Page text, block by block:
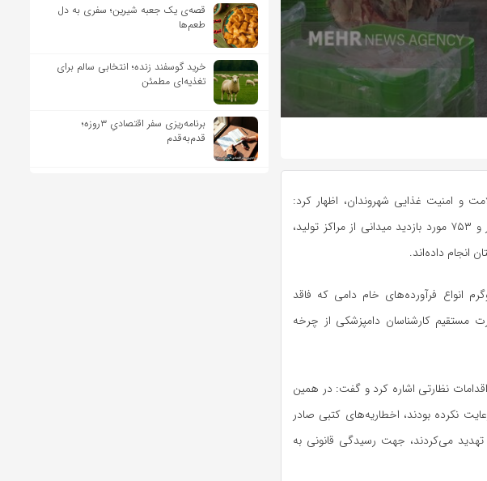
و امنیت غذایی شهروندان، اظهار کرد:
تیم‌های نظارتی این اداره‌کل طی دو ماه ابتدایی سال جاری، ۱۳ هزار و ۷۵۳ مورد بازدید میدانی از مراکز تولید،
انجام داده‌اند.
در جریان این بازرسی‌های مستمر، یک هزار و ۷۰۲ کیلوگرم انواع فرآورده‌های خام دامی که فاقد
مستقیم کارشناسان دامپزشکی از چرخه
اقدامات نظارتی اشاره کرد و گفت: در همین
رعایت نکرده بودند، اخطاریه‌های کتبی صادر
را تهدید می‌کردند، جهت رسیدگی قانونی به
قصه‌ی یک جعبه شیرین؛ سفری به دل
طعم‌ها
خرید گوسفند زنده؛ انتخابی سالم برای
تغذیه‌ای مطمئن
برنامه‌ریزی سفر اقتصادیِ ۳روزه؛
قدم‌به‌قدم